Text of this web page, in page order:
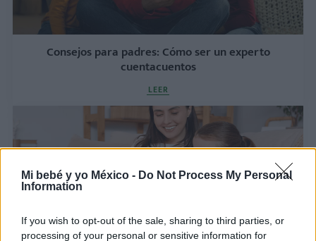
Mi bebé y yo México - Do Not Process My Personal
Information
If you wish to opt-out of the sale, sharing to third parties, or
processing of your personal or sensitive information for
Consejos para padres: Cómo ser un experto
cuentacuentos
LEER